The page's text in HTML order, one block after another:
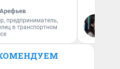
предприниматель,
в транспортном